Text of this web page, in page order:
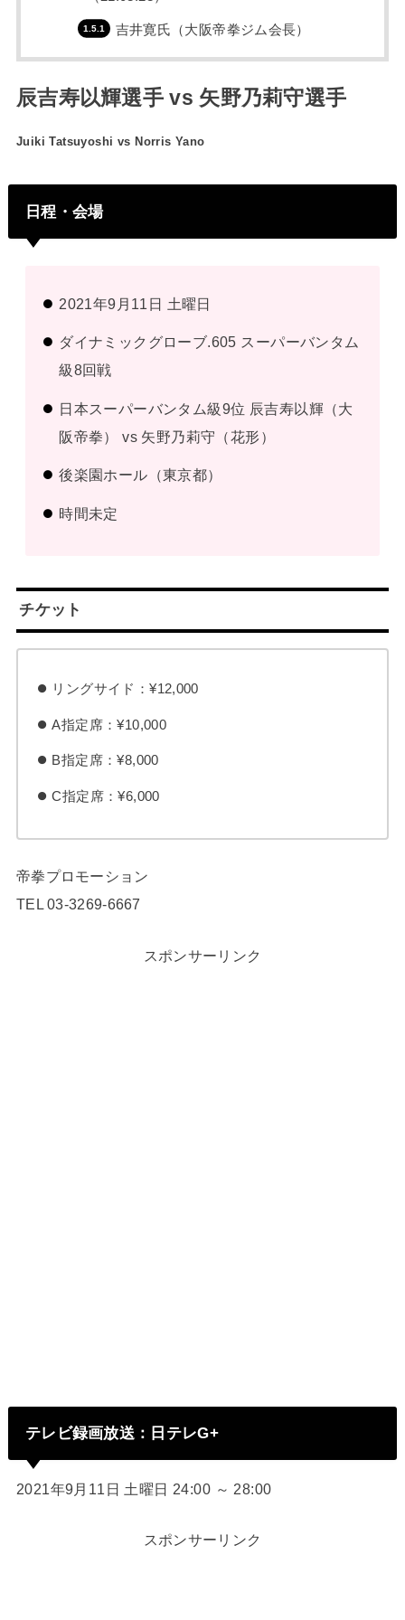
吉井寛氏（大阪帝拳ジム会長）
辰吉寿以輝選手 vs 矢野乃莉守選手
Juiki Tatsuyoshi vs Norris Yano
日程・会場
2021年9月11日 土曜日
ダイナミックグローブ.605 スーパーバンタム
級8回戦
日本スーパーバンタム級9位 辰吉寿以輝（大
阪帝拳） vs 矢野乃莉守（花形）
後楽園ホール（東京都）
時間未定
チケット
リングサイド：¥12,000
A指定席：¥10,000
B指定席：¥8,000
C指定席：¥6,000
帝拳プロモーション
TEL 03-3269-6667
スポンサーリンク
テレビ録画放送：日テレG+
2021年9月11日 土曜日 24:00 ～ 28:00
スポンサーリンク